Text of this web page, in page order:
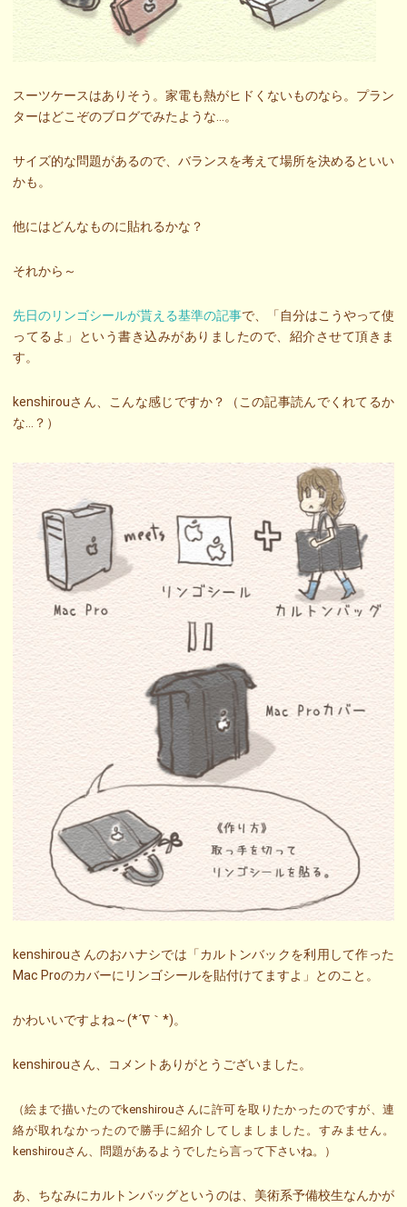
スーツケースはありそう。家電も熱がヒドくないものなら。プラン
ターはどこぞのブログでみたような…。
サイズ的な問題があるので、バランスを考えて場所を決めるといい
かも。
他にはどんなものに貼れるかな？
それから～
先日のリンゴシールが貰える基準の記事で、「自分はこうやって使
ってるよ」という書き込みがありましたので、紹介させて頂きま
す。
kenshirouさん、こんな感じですか？（この記事読んでくれてるか
な…？）
kenshirouさんのおハナシでは「カルトンバックを利用して作った
Mac Proのカバーにリンゴシールを貼付けてますよ」とのこと。
かわいいですよね～(*´∇｀*)。
kenshirouさん、コメントありがとうございました。
（絵まで描いたのでkenshirouさんに許可を取りたかったのですが、連
絡が取れなかったので勝手に紹介してしましました。すみません。
kenshirouさん、問題があるようでしたら言って下さいね。）
あ、ちなみにカルトンバッグというのは、美術系予備校生なんかが